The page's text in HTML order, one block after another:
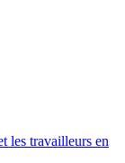
les travailleurs en